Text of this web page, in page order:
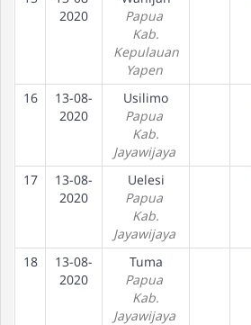
2020
Papua
Kab.
Kepulauan
Yapen
16
13-08-
2020
Usilimo
Papua
Kab.
Jayawijaya
17
13-08-
2020
Uelesi
Papua
Kab.
Jayawijaya
18
13-08-
2020
Tuma
Papua
Kab.
Jayawijaya